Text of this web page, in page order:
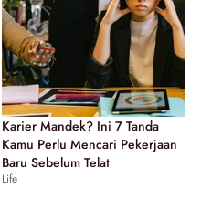
Karier Mandek? Ini 7 Tanda
Kamu Perlu Mencari Pekerjaan
Baru Sebelum Telat
Life